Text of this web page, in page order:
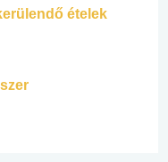
ételek